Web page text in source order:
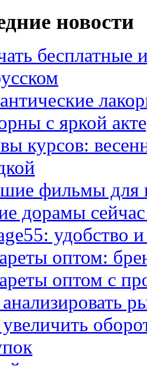
новости
с яркой
курсов:
фильмы для
дорамы
удобство
оптом:
оптом с